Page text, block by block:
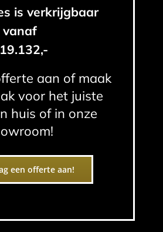
is verkrijgbaar
vanaf
aan of maak
voor het juiste
huis of in onze
een offerte aan!